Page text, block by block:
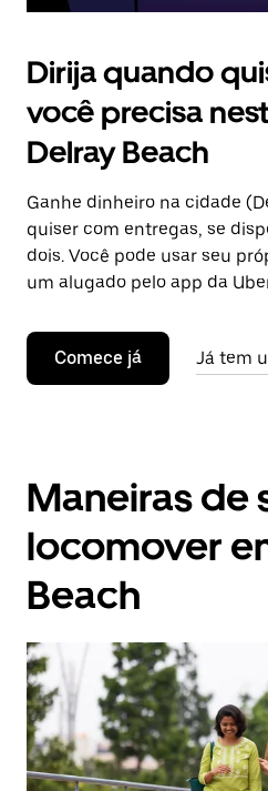
Dirija quando
você precisa
Delray Beach
Ganhe dinheiro na cidade
quiser com entregas, se
dois. Você pode usar seu
um alugado pelo app da
Comece já Já tem
Maneiras de
locomover
Beach